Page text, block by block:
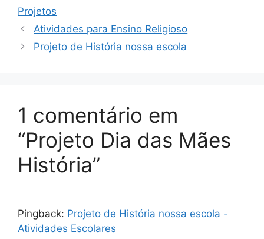
Projetos
Atividades para Ensino Religioso
Projeto de História nossa escola
1 comentário em
“Projeto Dia das Mães
História”
Pingback: Projeto de História nossa escola -
Atividades Escolares